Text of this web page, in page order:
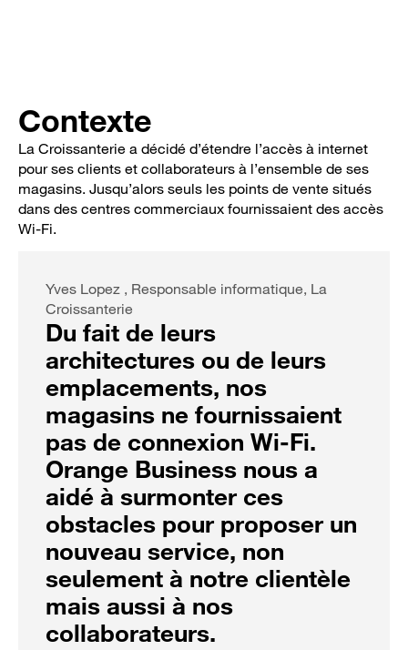
Contexte
La Croissanterie a décidé d’étendre l’accès à internet
pour ses clients et collaborateurs à l’ensemble de ses
magasins. Jusqu’alors seuls les points de vente situés
dans des centres commerciaux fournissaient des accès
Wi-Fi.
Yves Lopez , Responsable informatique, La
Croissanterie
Du fait de leurs
architectures ou de leurs
emplacements, nos
magasins ne fournissaient
pas de connexion Wi-Fi.
Orange Business nous a
aidé à surmonter ces
obstacles pour proposer un
nouveau service, non
seulement à notre clientèle
mais aussi à nos
collaborateurs.